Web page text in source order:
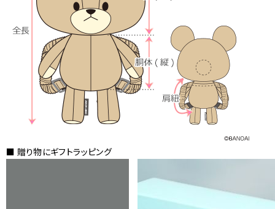
■ 贈り物にギフトラッピング